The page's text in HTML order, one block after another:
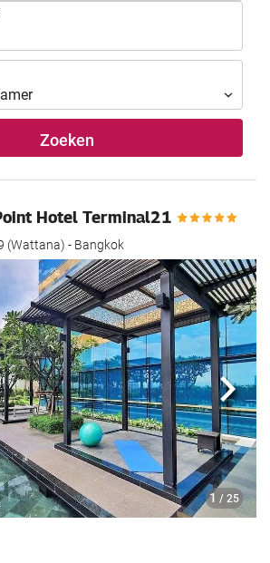
Zoeken
Hotel Terminal21
(Wattana) - Bangkok
1 / 25